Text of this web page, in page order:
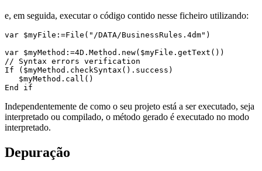
e, em seguida, executar o código contido nesse ficheiro utilizando:
var $myFile:=File("/DATA/BusinessRules.4dm")
var $myMethod:=4D.Method.new($myFile.getText())
// Syntax errors verification
If ($myMethod.checkSyntax().success)
   $myMethod.call()
Independentemente de como o seu projeto está a ser executado, seja
interpretado ou compilado, o método gerado é executado no modo
interpretado.
Depuração